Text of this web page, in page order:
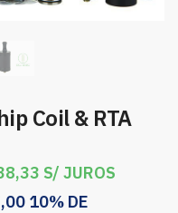
Coil & RTA
S/ JUROS
10% DE